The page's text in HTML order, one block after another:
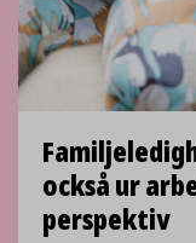
också ur
perspektiv